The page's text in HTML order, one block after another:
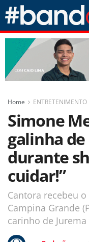
Home ENTRETENIMENTO
Simone
galinha
durante
cuidar!”
Cantora recebeu
Campina Grande
carinho de Jurema